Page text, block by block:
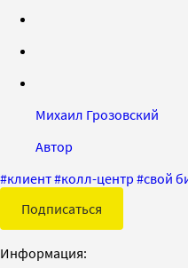
Михаил Грозовский
Автор
#клиент#колл-центр #свой
Подписаться
Информация: